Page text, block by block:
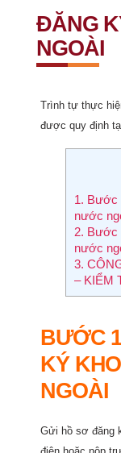
ĐĂNG
NGOÀI
Trình tự thực
được quy định
1. Bước
nước
2. Bước
nước
3.
– KIỂM
BƯỚC
KÝ
NGOÀI
Gửi hồ sơ đăng